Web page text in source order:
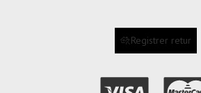
Registrer retur